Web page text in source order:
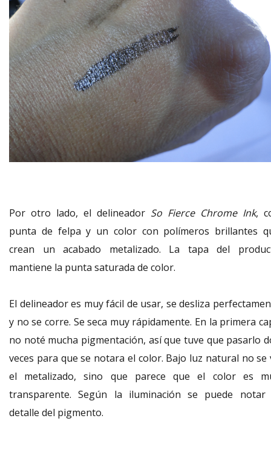
Por otro lado, el delineador So Fierce Chrome Ink,
punta de felpa y un color con polímeros brillantes
crean un acabado metalizado. La tapa del
mantiene la punta saturada de color.
El delineador es muy fácil de usar, se desliza
y no se corre. Se seca muy rápidamente. En la primera
no noté mucha pigmentación, así que tuve que pasarlo
veces para que se notara el color. Bajo luz natural no se
el metalizado, sino que parece que el color es
transparente. Según la iluminación se puede notar
detalle del pigmento.